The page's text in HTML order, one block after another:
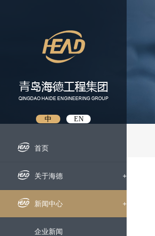
中 EN
首页
关于海德 +
企业概况
组织机构
新闻中心 +
企业新闻